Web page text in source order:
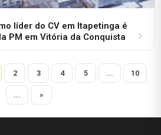
líder do CV em Itapetinga é
PM em Vitória da Conquista
2 3 4 5 ... 10
... »